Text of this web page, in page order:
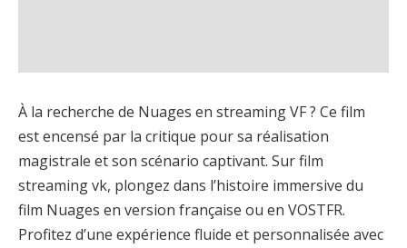
À la recherche de Nuages en streaming VF ? Ce film
est encensé par la critique pour sa réalisation
magistrale et son scénario captivant. Sur film
streaming vk, plongez dans l’histoire immersive du
film Nuages en version française ou en VOSTFR.
Profitez d’une expérience fluide et personnalisée avec